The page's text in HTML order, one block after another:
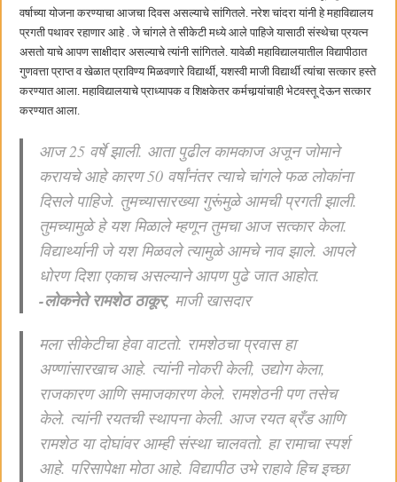
वर्षाच्या योजना करण्याचा आजचा दिवस असल्याचे सांगितले. नरेश चांदरा यांनी हे महाविद्यालय
प्रगती पथावर रहाणार आहे . जे चांगले ते सीकेटी मध्ये आले पाहिजे यासाठी संस्थेचा प्रयत्न
असतो याचे आपण साक्षीदार असल्याचे त्यांनी सांगितले. यावेळी महाविद्यालयातील विद्यापीठात
गुणवत्ता प्राप्त व खेळात प्राविण्य मिळवणारे विद्यार्थी, यशस्वी माजी विद्यार्थी त्यांचा सत्कार हस्ते
करण्यात आला. महाविद्यालयाचे प्राध्यापक व शिक्षकेतर कर्मचार्‍यांचाही भेटवस्तू देऊन सत्कार
करण्यात आला.
आज 25 वर्षे झाली. आता पुढील कामकाज अजून जोमाने
करायचे आहे कारण 50 वर्षांनंतर त्याचे चांगले फळ लोकांना
दिसले पाहिजे. तुमच्यासारख्या गुरूंमुळे आमची प्रगती झाली.
तुमच्यामुळे हे यश मिळाले म्हणून तुमचा आज सत्कार केला.
विद्यार्थ्यानी जे यश मिळवले त्यामुळे आमचे नाव झाले. आपले
धोरण दिशा एकाच असल्याने आपण पुढे जात आहोत.
-लोकनेते रामशेठ ठाकूर, माजी खासदार
मला सीकेटीचा हेवा वाटतो. रामशेठचा प्रवास हा
अण्णांसारखाच आहे. त्यांनी नोकरी केली, उद्योग केला,
राजकारण आणि समाजकारण केले. रामशेठनी पण तसेच
केले. त्यांनी रयतची स्थापना केली. आज रयत ब्रँड आणि
रामशेठ या दोघांवर आम्ही संस्था चालवतो. हा रामाचा स्पर्श
आहे. परिसापेक्षा मोठा आहे. विद्यापीठ उभे राहावे हिच इच्छा